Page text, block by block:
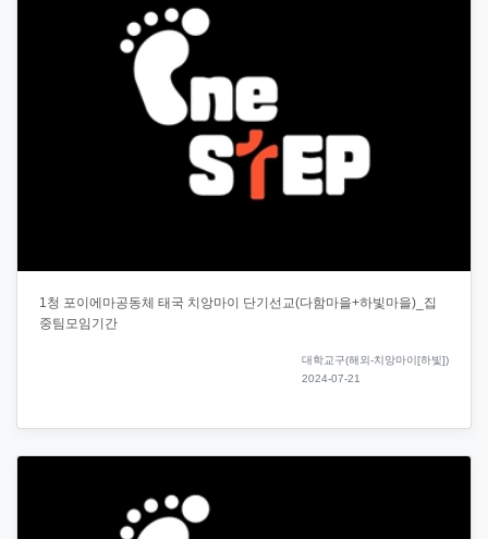
1청 포이에마공동체 태국 치앙마이 단기선교(다함마을+하빛마을)_집
중팀모임기간
대학교구(해외-치앙마이[하빛])
2024-07-21